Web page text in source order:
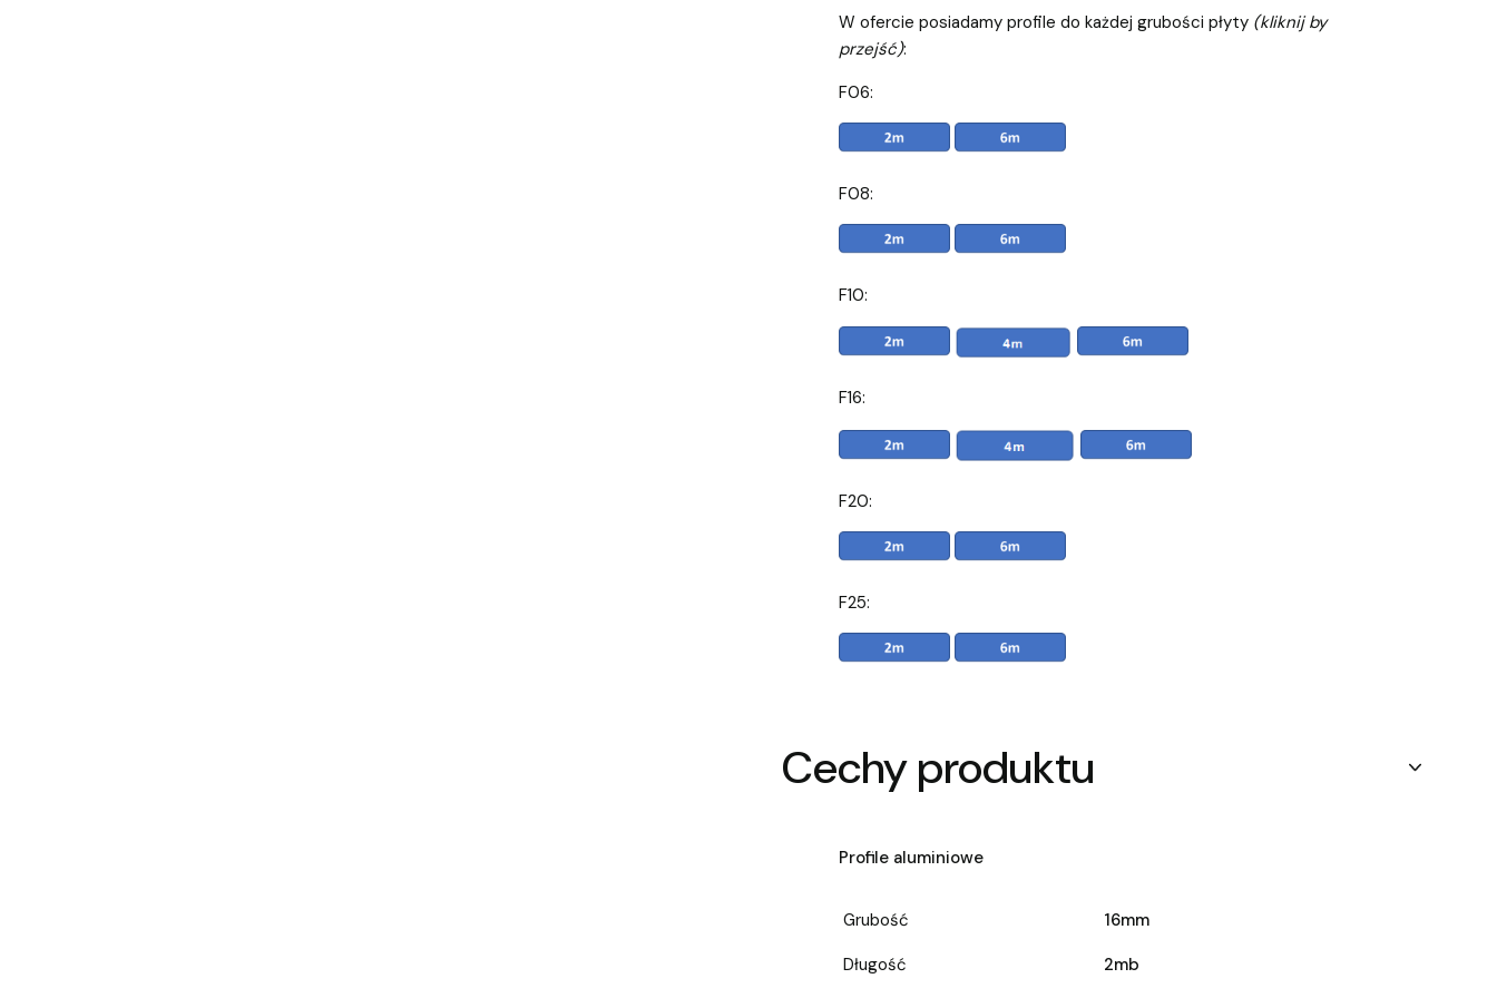
W ofercie posiadamy profile do każdej grubości płyty (kliknij by
przejść):
F06:
F08:
F10:
F16:
F20:
F25:
Cechy produktu
Profile aluminiowe
Grubość
16mm
Długość
2mb